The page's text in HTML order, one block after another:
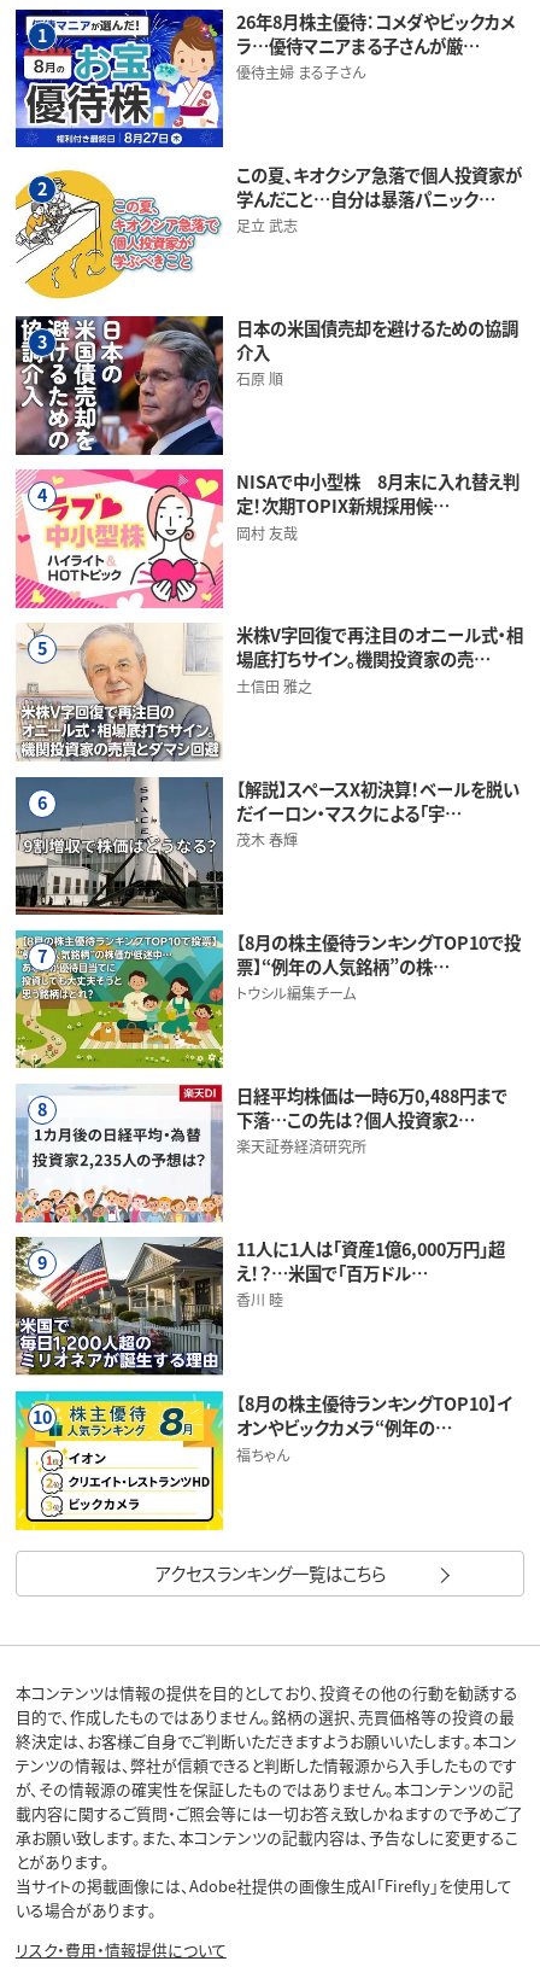
1
26年8月株主優待：コメダやビックカメ
ラ…優待マニアまる子さんが厳…
優待主婦 まる子さん
2
この夏、キオクシア急落で個人投資家が
学んだこと…自分は暴落パニック…
足立 武志
3
日本の米国債売却を避けるための協調
介入
石原 順
4
NISAで中小型株 8月末に入れ替え判
定！次期TOPIX新規採用候…
岡村 友哉
5
米株V字回復で再注目のオニール式・相
場底打ちサイン。機関投資家の売…
土信田 雅之
6
【解説】スペースX初決算！ベールを脱い
だイーロン・マスクによる「宇…
茂木 春輝
7
【8月の株主優待ランキングTOP10で投
票】“例年の人気銘柄”の株…
トウシル編集チーム
8
日経平均株価は一時6万0,488円まで
下落…この先は？個人投資家2…
楽天証券経済研究所
9
11人に1人は「資産1億6,000万円」超
え！？…米国で「百万ドル…
香川 睦
10
【8月の株主優待ランキングTOP10】イ
オンやビックカメラ“例年の…
福ちゃん
アクセスランキング一覧はこちら
本コンテンツは情報の提供を目的としており、投資その他の行動を勧誘する
目的で、作成したものではありません。銘柄の選択、売買価格等の投資の最
終決定は、お客様ご自身でご判断いただきますようお願いいたします。本コン
テンツの情報は、弊社が信頼できると判断した情報源から入手したものです
が、その情報源の確実性を保証したものではありません。本コンテンツの記
載内容に関するご質問・ご照会等には一切お答え致しかねますので予めご了
承お願い致します。また、本コンテンツの記載内容は、予告なしに変更するこ
とがあります。
当サイトの掲載画像には、Adobe社提供の画像生成AI「Firefly」を使用して
いる場合があります。
リスク・費用・情報提供について